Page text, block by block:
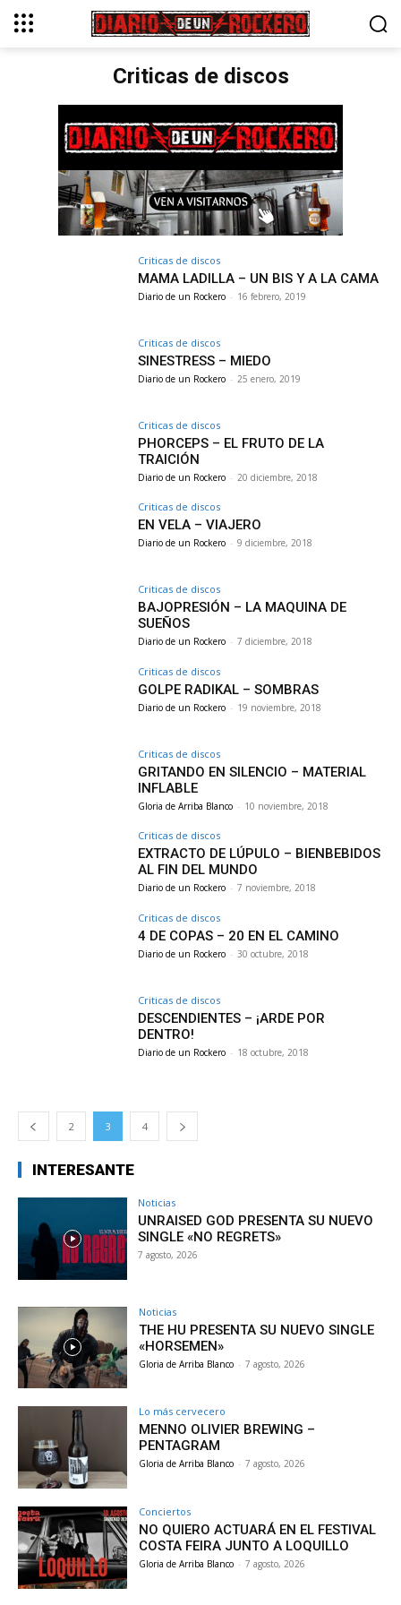
Criticas de discos
Criticas de discos
MAMA LADILLA – UN BIS Y A LA CAMA
Diario de un Rockero - 16 febrero, 2019
Criticas de discos
SINESTRESS – MIEDO
Diario de un Rockero - 25 enero, 2019
Criticas de discos
PHORCEPS – EL FRUTO DE LA
TRAICIÓN
Diario de un Rockero - 20 diciembre, 2018
Criticas de discos
EN VELA – VIAJERO
Diario de un Rockero - 9 diciembre, 2018
Criticas de discos
BAJOPRESIÓN – LA MAQUINA DE
SUEÑOS
Diario de un Rockero - 7 diciembre, 2018
Criticas de discos
GOLPE RADIKAL – SOMBRAS
Diario de un Rockero - 19 noviembre, 2018
Criticas de discos
GRITANDO EN SILENCIO – MATERIAL
INFLABLE
Gloria de Arriba Blanco - 10 noviembre, 2018
Criticas de discos
EXTRACTO DE LÚPULO – BIENBEBIDOS
AL FIN DEL MUNDO
Diario de un Rockero - 7 noviembre, 2018
Criticas de discos
4 DE COPAS – 20 EN EL CAMINO
Diario de un Rockero - 30 octubre, 2018
Criticas de discos
DESCENDIENTES – ¡ARDE POR
DENTRO!
Diario de un Rockero - 18 octubre, 2018
2 3 4
INTERESANTE
Noticias
UNRAISED GOD PRESENTA SU NUEVO
SINGLE «NO REGRETS»
7 agosto, 2026
Noticias
THE HU PRESENTA SU NUEVO SINGLE
«HORSEMEN»
Gloria de Arriba Blanco - 7 agosto, 2026
Lo más cervecero
MENNO OLIVIER BREWING –
PENTAGRAM
Gloria de Arriba Blanco - 7 agosto, 2026
Conciertos
NO QUIERO ACTUARÁ EN EL FESTIVAL
COSTA FEIRA JUNTO A LOQUILLO
Gloria de Arriba Blanco - 7 agosto, 2026